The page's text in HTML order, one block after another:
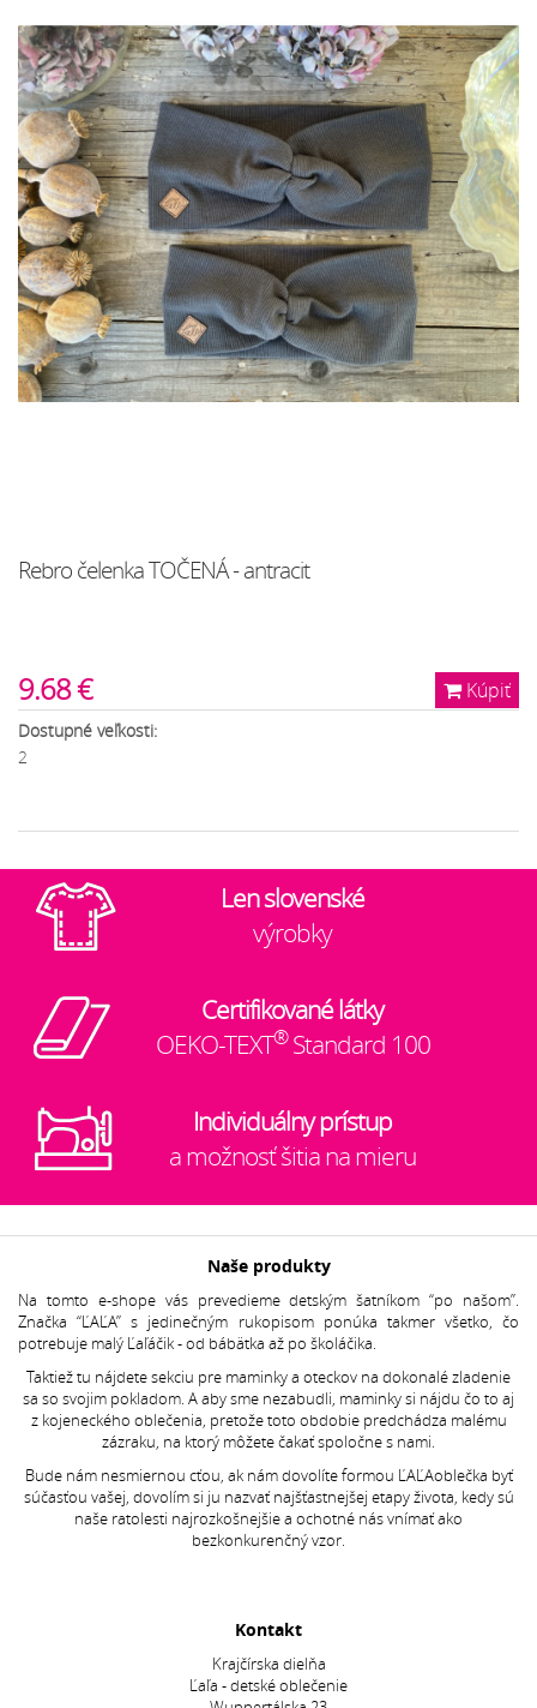
Rebro čelenka TOČENÁ - antracit
Kúpiť
9.68 €
Dostupné veľkosti:
2
Len slovenské
výrobky
Certifikované látky
OEKO-TEXT®Standard 100
Individuálny prístup
a možnosť šitia na mieru
Naše produkty
Na tomto e-shope vás prevedieme detským šatníkom “po našom”.
Značka “ĽAĽA” s jedinečným rukopisom ponúka takmer všetko, čo
potrebuje malý Ľaľáčik - od bábätka až po školáčika.
Taktiež tu nájdete sekciu pre maminky a oteckov na dokonalé zladenie
sa so svojim pokladom. A aby sme nezabudli, maminky si nájdu čo to aj
z kojeneckého oblečenia, pretože toto obdobie predchádza malému
zázraku, na ktorý môžete čakať spoločne s nami.
Bude nám nesmiernou cťou, ak nám dovolíte formou ĽAĽAoblečka byť
súčasťou vašej, dovolím si ju nazvať najšťastnejšej etapy života, kedy sú
naše ratolesti najrozkošnejšie a ochotné nás vnímať ako
bezkonkurenčný vzor.
Kontakt
Krajčírska dielňa
Ľaľa - detské oblečenie